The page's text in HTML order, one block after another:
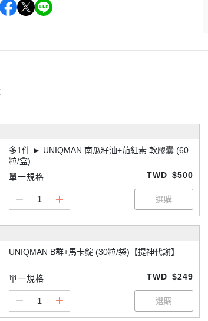
多1件 ► UNIQMAN 南瓜籽油+茄紅素 軟膠囊 (60
粒/盒)
單一規格
TWD $500
UNIQMAN B群+馬卡錠 (30粒/袋)【提神代謝】
單一規格 TWD $249